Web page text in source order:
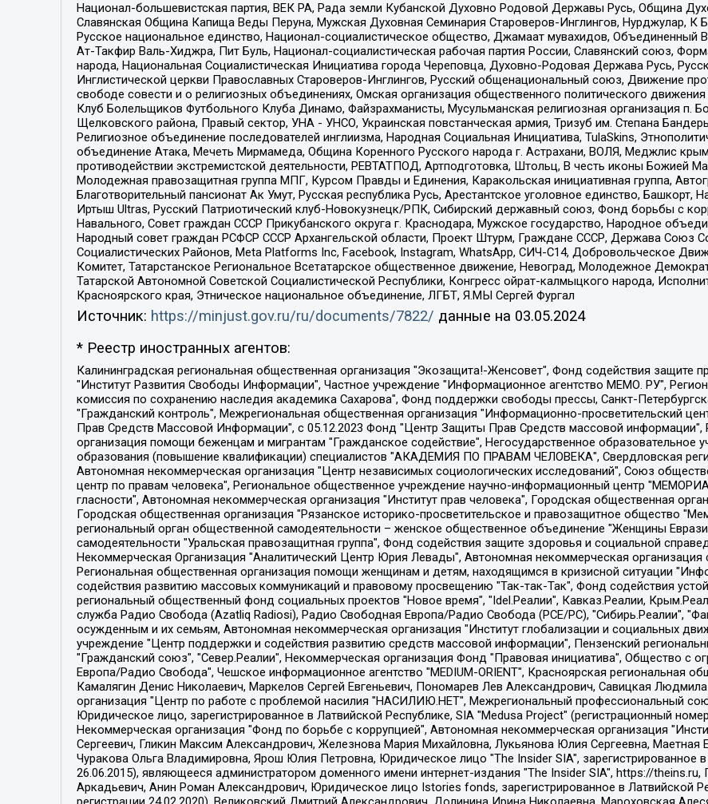
Национал-большевистская партия, ВЕК РА, Рада земли Кубанской Духовно Родовой Державы Русь, Община
Славянская Община Капища Веды Перуна, Мужская Духовная Семинария Староверов-Инглингов, Нурджулар, К
Русское национальное единство, Национал-социалистическое общество, Джамаат мувахидов, Объединенный
Ат-Такфир Валь-Хиджра, Пит Буль, Национал-социалистическая рабочая партия России, Славянский союз,
народа, Национальная Социалистическая Инициатива города Череповца, Духовно-Родовая Держава Русь,
Инглистической церкви Православных Староверов-Инглингов, Русский общенациональный союз, Движение
свободе совести и о религиозных объединениях, Омская организация общественного политического
Клуб Болельщиков Футбольного Клуба Динамо, Файзрахманисты, Мусульманская религиозная организация п.
Щелковского района, Правый сектор, УНА - УНСО, Украинская повстанческая армия, Тризуб им. Степана
Религиозное объединение последователей инглиизма, Народная Социальная Инициатива, TulaSkins,
объединение Атака, Мечеть Мирмамеда, Община Коренного Русского народа г. Астрахани, ВОЛЯ, Меджлис
противодействии экстремистской деятельности, РЕВТАТПОД, Артподготовка, Штольц, В честь иконы Божией
Молодежная правозащитная группа МПГ, Курсом Правды и Единения, Каракольская инициативная группа,
Благотворительный пансионат Ак Умут, Русская республика Русь, Арестантское уголовное единство,
Иртыш Ultras, Русский Патриотический клуб-Новокузнецк/РПК, Сибирский державный союз, Фонд борьбы с
Навального, Совет граждан СССР Прикубанского округа г. Краснодара, Мужское государство, Народное
Народный совет граждан РСФСР СССР Архангельской области, Проект Штурм, Граждане СССР, Держава Союз
Социалистических Районов, Meta Platforms Inc, Facebook, Instagram, WhatsApp, СИЧ-С14, Добровольческое
Комитет, Татарстанское Региональное Всетатарское общественное движение, Невоград, Молодежное
Татарской Автономной Советской Социалистической Республики, Конгресс ойрат-калмыцкого народа,
Красноярского края, Этническое национальное объединение, ЛГБТ, Я.МЫ Сергей Фургал
Источник: https://minjust.gov.ru/ru/documents/7822/ данные на 03.05.2024
* Реестр иностранных агентов:
Калининградская региональная общественная организация "Экозащита!-Женсовет", Фонд содействия защите прав и свобод граждан "Общественный вердикт", Фонд "Институт Развития Свободы Информации", Частное учреждение "Информационное агентство МЕМО. РУ", Региональная общественная организация "Общественная комиссия по сохранению наследия академика Сахарова", Фонд поддержки свободы прессы, Санкт-Петербургская общественная правозащитная организация "Гражданский контроль", Межрегиональная общественная организация "Информационно-просветительский центр "Мемориал", Региональный Фонд "Центр Защиты Прав Средств Массовой Информации", с 05.12.2023 Фонд "Центр Защиты Прав Средств массовой информации", Региональная общественная благотворительная организация помощи беженцам и мигрантам "Гражданское содействие", Негосударственное образовательное учреждение дополнительного профессионального образования (повышение квалификации) специалистов "АКАДЕМИЯ ПО ПРАВАМ ЧЕЛОВЕКА", Свердловская региональная общественная организация "Сутяжник", Автономная некоммерческая организация "Центр независимых социологических исследований", Союз общественных объединений "Российский исследовательский центр по правам человека", Региональное общественное учреждение научно-информационный центр "МЕМОРИАЛ", Некоммерческая организация "Фонд защиты гласности", Автономная некоммерческая организация "Институт прав человека", Городская общественная организация "Екатеринбургское общество "МЕМОРИАЛ", Городская общественная организация "Рязанское историко-просветительское и правозащитное общество "Мемориал" (Рязанский Мемориал), Челябинский региональный орган общественной самодеятельности – женское общественное объединение "Женщины Евразии", Челябинский региональный орган общественной самодеятельности "Уральская правозащитная группа", Фонд содействия защите здоровья и социальной справедливости имени Андрея Рылькова, Автономная Некоммерческая Организация "Аналитический Центр Юрия Левады", Автономная некоммерческая организация социальной поддержки населения "Проект Апрель", Региональная общественная организация помощи женщинам и детям, находящимся в кризисной ситуации "Информационно-методический центр "Анна", Фонд содействия развитию массовых коммуникаций и правовому просвещению "Так-так-Так", Фонд содействия устойчивому развитию "Серебряная тайга", Свердловский региональный общественный фонд социальных проектов "Новое время", "Idel.Реалии", Кавказ.Реалии, Крым.Реалии, Телеканал Настоящее Время, Татаро-башкирская служба Радио Свобода (Azatliq Radiosi), Радио Свободная Европа/Радио Свобода (PCE/PC), "Сибирь.Реалии", "Фактограф", Благотворительный фонд помощи осужденным и их семьям, Автономная некоммерческая организация "Институт глобализации и социальных движений", Фонд "В защиту прав заключенных", Частное учреждение "Центр поддержки и содействия развитию средств массовой информации", Пензенский региональный общественный благотворительный фонд "Гражданский союз", "Север.Реалии", Некоммерческая организация Фонд "Правовая инициатива", Общество с ограниченной ответственностью "Радио Свободная Европа/Радио Свобода", Чешское информационное агентство "MEDIUM-ORIENT", Красноярская региональная общественная организация "Мы против СПИДа", Камалягин Денис Николаевич, Маркелов Сергей Евгеньевич, Пономарев Лев Александрович, Савицкая Людмила Алексеевна, Автономная некоммерческая организация "Центр по работе с проблемой насилия "НАСИЛИЮ.НЕТ", Межрегиональный профессиональный союз работников здравоохранения "Альянс врачей", Юридическое лицо, зарегистрированное в Латвийской Республике, SIA "Medusa Project" (регистрационный номер 40103797863, дата регистрации 10.06.2014), Некоммерческая организация "Фонд по борьбе с коррупцией", Автономная некоммерческая организация "Институт права и публичной политики", Баданин Роман Сергеевич, Гликин Максим Александрович, Железнова Мария Михайловна, Лукьянова Юлия Сергеевна, Маетная Елизавета Витальевна, Маняхин Петр Борисович, Чуракова Ольга Владимировна, Ярош Юлия Петровна, Юридическое лицо "The Insider SIA", зарегистрированное в Риге, Латвийская Республика (дата регистрации 26.06.2015), являющееся администратором доменного имени интернет-издания "The Insider SIA", https://theins.ru, Постернак Алексей Евгеньевич, Рубин Михаил Аркадьевич, Анин Роман Александрович, Юридическое лицо Istories fonds, зарегистрированное в Латвийской Республике (регистрационный номер 50008295751, дата регистрации 24.02.2020), Великовский Дмитрий Александрович, Долинина Ирина Николаевна, Мароховская Алеся Алексеевна, Шлейнов Роман Юрьевич, Шмагун Олеся Валентиновна, Общество с ограниченной ответственностью "Альтаир 2021", Общество с ограниченной ответственностью "Вега 2021", Общество с ограниченной ответственностью "Главный редактор 2021", Общество с ограниченной ответственностью "Ромашки монолит", Важенков Артем Валерьевич, Ивановская областная общественная организация "Центр гендерных исследований", Гурман Юрий Альбертович, Медиапроект "ОВД-Инфо", Егоров Владимир Владимирович, Жилинский Владимир Александрович, Общество с ограниченной ответственностью "ЗП", Иванова София Юрьевна, Карезина Инна Павловна, Кильтау Екатерина Викторовна, Петров Алексей Викторович, Пискунов Сергей Евгеньевич, Смирнов Сергей Сергеевич, Тихонов Михаил Сергеевич, Общество с ограниченной ответственностью "ЖУРНАЛИСТ-ИНОСТРАННЫЙ АГЕНТ", Арапова Галина Юрьевна, Вольтская Татьяна Анатольевна, Американская компания "Mason G.E.S. Anonymous Foundation" (США), являющаяся владельцем интернет-издания https://mnews.world/, Компания "Stichting Bellingcat", зарегистрированная в Нидерландах (дата регистрации 11.07.2018), Захаров Андрей Вячеславович, Клепиковская Екатерина Дмитриевна, Общество с ограниченной ответственностью "МЕМО", Перл Роман Александрович, Симонов Евгений Алексеевич, Соловьева Елена Анатольевна, Сотников Даниил Владимирович, Сурначева Елизавета Дмитриевна, Автономная некоммерческая организация по защите прав человека и информированию населения "Якутия – Наше Мнение", Общество с ограниченной ответственностью "Москоу диджитал медиа", с 26.01.2023 Общество с ограниченной ответственностью "Чайка Белые сады", Ветошкина Валерия Валерьевна, Заговора Максим Александрович, Межрегиональное общественное движение "Российская ЛГБТ - сеть", Оленичев Максим Владимирович, Павлов Иван Юрьевич, Скворцова Елена Сергеевна, Общество с ограниченной ответственностью "Как бы инагент", Кочетков Игорь Викторович, Общество с ограниченной ответственностью "Честные выборы", Еланчик Олег Александрович, Общество с ограниченной ответственностью "Нобелевский призыв", Гималова Регина Эмилевна, Григорьев Андрей Валерьевич, Григорьева Алина Александровна, Ассоциация по содействию защите прав